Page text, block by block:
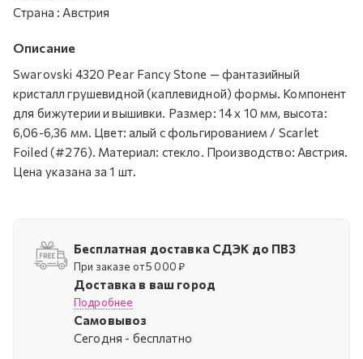
Страна : Австрия
Описание
Swarovski 4320 Pear Fancy Stone — фантазийный
кристалл грушевидной (каплевидной) формы. Компонент
для бижутерии и вышивки. Размер: 14 х 10 мм, высота:
6,06-6,36 мм. Цвет: алый с фольгированием / Scarlet
Foiled (#276). Материал: стекло. Производство: Австрия.
Цена указана за 1 шт.
Бесплатная доставка СДЭК до ПВЗ
При заказе от 5 000 ₽
Доставка в ваш город
Подробнее
Самовывоз
Cегодня - бесплатно